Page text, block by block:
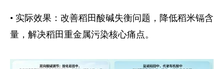
• 实际效果：改善稻田酸碱失衡问题，降低稻米镉含
量，解决稻田重金属污染核心痛点。